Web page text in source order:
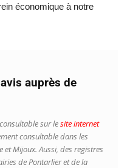
économique à notre
auprès de
sur lesite internet
consultable dans les
et Mijoux. Aussi, des registres
de Pontarlier et de la